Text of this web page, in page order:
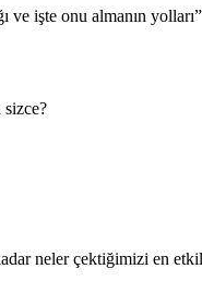
ve işte onu almanın
neler çektiğimizi en